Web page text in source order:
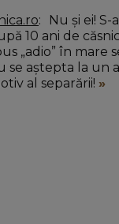
10 ani de
„adio” în mare
se aștepta la un
al separării!